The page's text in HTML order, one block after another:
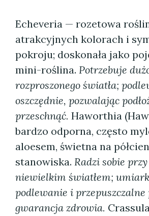
Echeveria — rozetowa
atrakcyjnych kolorach i
pokroju; doskonała jako
mini-roślina. Potrzebuje
rozproszonego światła;
oszczędnie, pozwalając
przeschnąć. Haworthia
bardzo odporna, często
aloesem, świetna na
stanowiska. Radzi sobie
niewielkim światłem;
podlewanie i przepuszczalne
gwarancja zdrowia.